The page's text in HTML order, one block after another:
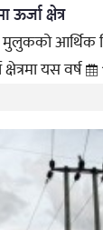
ऊर्जा क्षेत्र
मुलुकको आर्थिक
यस वर्ष